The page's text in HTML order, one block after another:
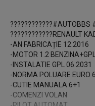
????????????#AUTOBBS
????????????RENAULT
-AN FABRICAȚIE 12.2016
-MOTOR 1.2
-INSTALATIE GPL 06.2031
-NORMA POLUARE EURO 6
-CUTIE MANUALA 6+1
-COMENZI VOLAN